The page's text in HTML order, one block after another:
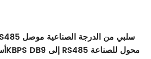
DB9 أسود 300-115.2KBPS DB9 إلى RS485 محول للصناعة